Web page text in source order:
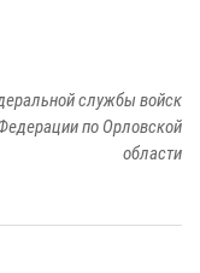
службы войск
по Орловской
области